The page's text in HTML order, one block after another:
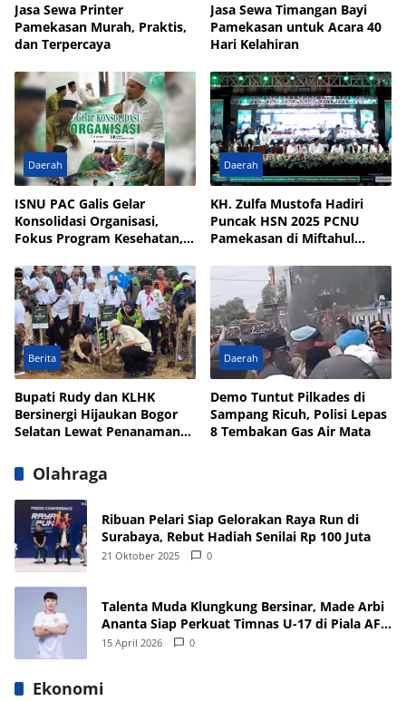
Jasa Sewa Printer
Pamekasan Murah, Praktis,
dan Terpercaya
Jasa Sewa Timangan Bayi
Pamekasan untuk Acara 40
Hari Kelahiran
Daerah
ISNU PAC Galis Gelar
Konsolidasi Organisasi,
Fokus Program Kesehatan,
Daerah
KH. Zulfa Mustofa Hadiri
Puncak HSN 2025 PCNU
Pamekasan di Miftahul
Berita
Bupati Rudy dan KLHK
Bersinergi Hijaukan Bogor
Selatan Lewat Penanaman
Daerah
Demo Tuntut Pilkades di
Sampang Ricuh, Polisi Lepas
8 Tembakan Gas Air Mata
Olahraga
Ribuan Pelari Siap Gelorakan Raya Run di
Surabaya, Rebut Hadiah Senilai Rp 100 Juta
21 Oktober 2025 0
Talenta Muda Klungkung Bersinar, Made Arbi
Ananta Siap Perkuat Timnas U-17 di Piala AFF
dan Asia 2026
15 April 2026 0
Ekonomi